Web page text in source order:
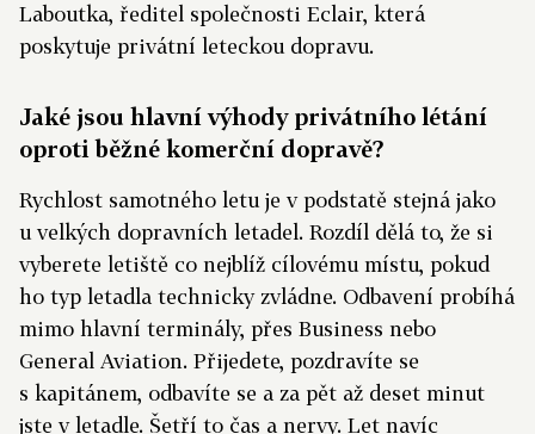
Laboutka, ředitel společnosti Eclair, která
poskytuje privátní leteckou dopravu.
Jaké jsou hlavní výhody privátního létání
oproti běžné komerční dopravě?
Rychlost samotného letu je v podstatě stejná jako
u velkých dopravních letadel. Rozdíl dělá to, že si
vyberete letiště co nejblíž cílovému místu, pokud
ho typ letadla technicky zvládne. Odbavení probíhá
mimo hlavní terminály, přes Business nebo
General Aviation. Přijedete, pozdravíte se
s kapitánem, odbavíte se a za pět až deset minut
jste v letadle. Šetří to čas a nervy. Let navíc